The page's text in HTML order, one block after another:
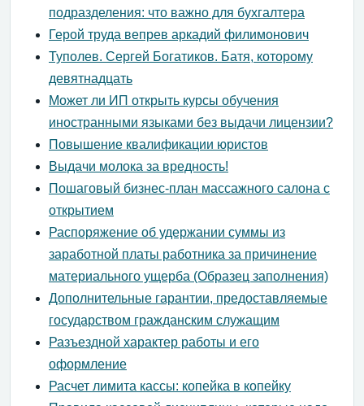
подразделения: что важно для бухгалтера
Герой труда вепрев аркадий филимонович
Туполев. Сергей Богатиков. Батя, которому
девятнадцать
Может ли ИП открыть курсы обучения
иностранными языками без выдачи лицензии?
Повышение квалификации юристов
Выдачи молока за вредность!
Пошаговый бизнес-план массажного салона с
открытием
Распоряжение об удержании суммы из
заработной платы работника за причинение
материального ущерба (Образец заполнения)
Дополнительные гарантии, предоставляемые
государством гражданским служащим
Разъездной характер работы и его
оформление
Расчет лимита кассы: копейка в копейку